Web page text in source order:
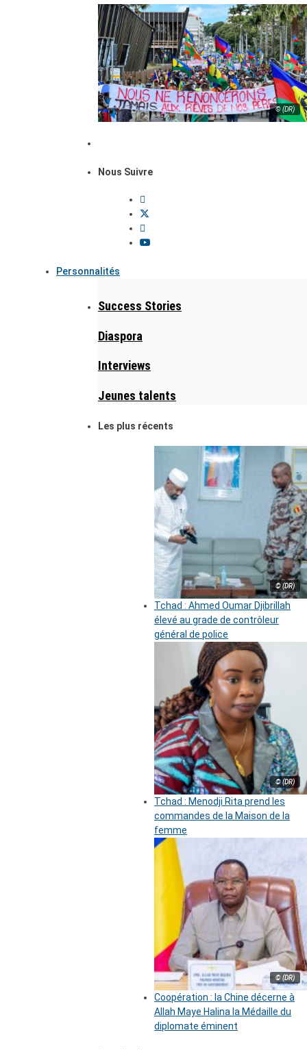
© (DR)
Nous Suivre
Personnalités
Success Stories
Diaspora
Interviews
Jeunes talents
Les plus récents
© (DR)
Tchad : Ahmed Oumar Djibrillah
élevé au grade de contrôleur
général de police
© (DR)
Tchad : Menodji Rita prend les
commandes de la Maison de la
femme
© (DR)
Coopération : la Chine décerne à
Allah Maye Halina la Médaille du
diplomate éminent